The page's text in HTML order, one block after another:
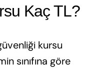
Kaç TL?
kursu
sınıfına göre